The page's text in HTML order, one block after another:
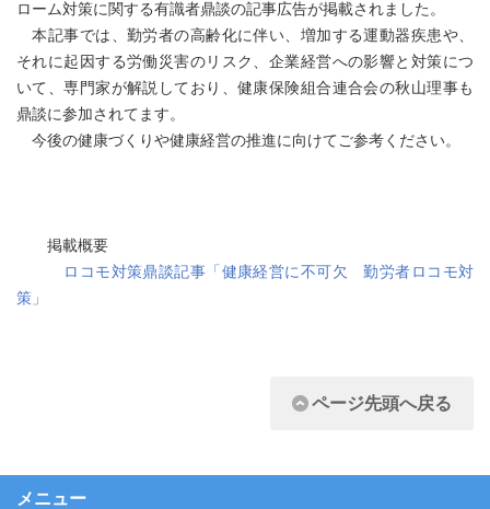
ローム対策に関する有識者鼎談の記事広告が掲載されました。
本記事では、勤労者の高齢化に伴い、増加する運動器疾患や、
それに起因する労働災害のリスク、企業経営への影響と対策につ
いて、専門家が解説しており、健康保険組合連合会の秋山理事も
鼎談に参加されてます。
今後の健康づくりや健康経営の推進に向けてご参考ください。
掲載概要
ロコモ対策鼎談記事「健康経営に不可欠 勤労者ロコモ対
策」
ページ先頭へ戻る
メニュー